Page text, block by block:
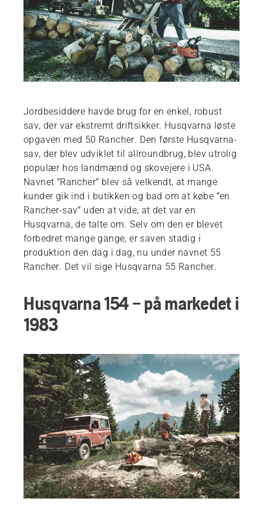
Jordbesiddere havde brug for en enkel, robust
sav, der var ekstremt driftsikker. Husqvarna løste
opgaven med 50 Rancher. Den første Husqvarna-
sav, der blev udviklet til allroundbrug, blev utrolig
populær hos landmænd og skovejere i USA.
Navnet ”Rancher” blev så velkendt, at mange
kunder gik ind i butikken og bad om at købe ”en
Rancher-sav” uden at vide, at det var en
Husqvarna, de talte om. Selv om den er blevet
forbedret mange gange, er saven stadig i
produktion den dag i dag, nu under navnet 55
Rancher. Det vil sige Husqvarna 55 Rancher.
Husqvarna 154 – på markedet i
1983